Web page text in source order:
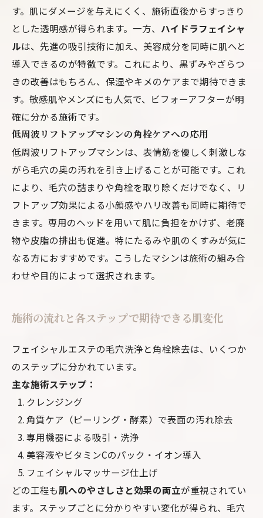
す。肌にダメージを与えにくく、施術直後からすっきり
とした透明感が得られます。一方、 ハイドラフェイシャ
ルは、先進の吸引技術に加え、美容成分を同時に肌へと
導入できるのが特徴です。これにより、黒ずみやざらつ
きの改善はもちろん、保湿やキメのケアまで期待できま
す。敏感肌やメンズにも人気で、ビフォーアフターが明
確に分かる施術です。
低周波リフトアップマシンの角栓ケアへの応用
低周波リフトアップマシンは、表情筋を優しく刺激しな
がら毛穴の奥の汚れを引き上げることが可能です。これ
により、毛穴の詰まりや角栓を取り除くだけでなく、リ
フトアップ効果による小顔感やハリ改善も同時に期待で
きます。専用のヘッドを用いて肌に負担をかけず、老廃
物や皮脂の排出も促進。特にたるみや肌のくすみが気に
なる方におすすめです。こうしたマシンは施術の組み合
わせや目的によって選択されます。
施術の流れと各ステップで期待できる肌変化
フェイシャルエステの毛穴洗浄と角栓除去は、いくつか
のステップに分かれています。
主な施術ステップ：
クレンジング
角質ケア（ピーリング・酵素）で表面の汚れ除去
専用機器による吸引・洗浄
美容液やビタミンCのパック・イオン導入
フェイシャルマッサージ仕上げ
どの工程も肌へのやさしさと効果の両立が重視されてい
ます。ステップごとに分かりやすい変化が得られ、毛穴